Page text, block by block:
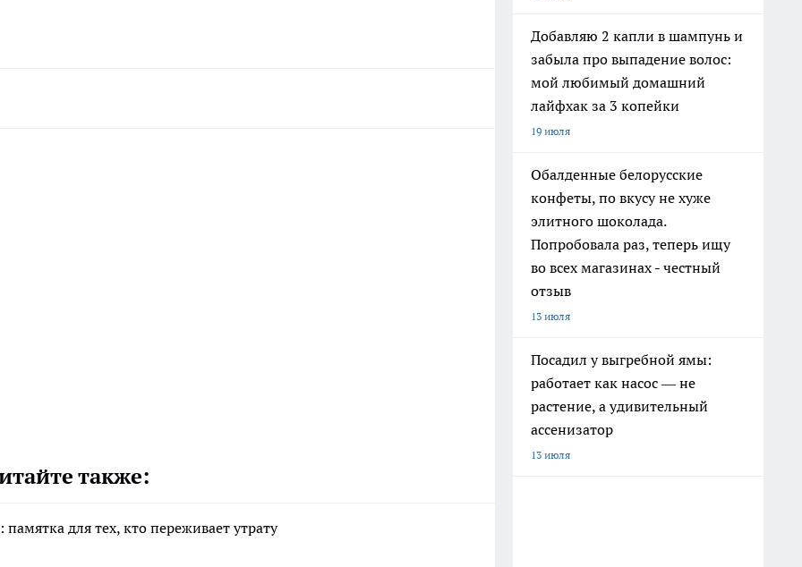
также:
для тех, кто переживает утрату
Добавляю 2 капли в шампунь и
забыла про выпадение волос:
мой любимый домашний
лайфхак за 3 копейки
19 июля
Обалденные белорусские
конфеты, по вкусу не хуже
элитного шоколада.
Попробовала раз, теперь ищу
во всех магазинах - честный
отзыв
13 июля
Посадил у выгребной ямы:
работает как насос — не
растение, а удивительный
ассенизатор
13 июля